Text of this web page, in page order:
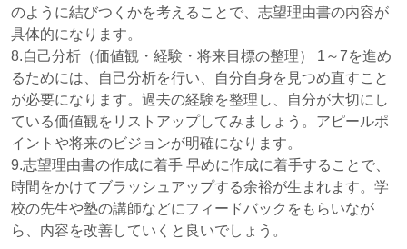
のように結びつくかを考えることで、志望理由書の内容が
具体的になります。
8.自己分析（価値観・経験・将来目標の整理） 1～7を進め
るためには、自己分析を行い、自分自身を見つめ直すこと
が必要になります。過去の経験を整理し、自分が大切にし
ている価値観をリストアップしてみましょう。アピールポ
イントや将来のビジョンが明確になります。
9.志望理由書の作成に着手 早めに作成に着手することで、
時間をかけてブラッシュアップする余裕が生まれます。学
校の先生や塾の講師などにフィードバックをもらいなが
ら、内容を改善していくと良いでしょう。